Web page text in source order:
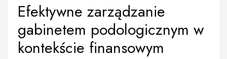
Efektywne zarządzanie
gabinetem podologicznym w
kontekście finansowym